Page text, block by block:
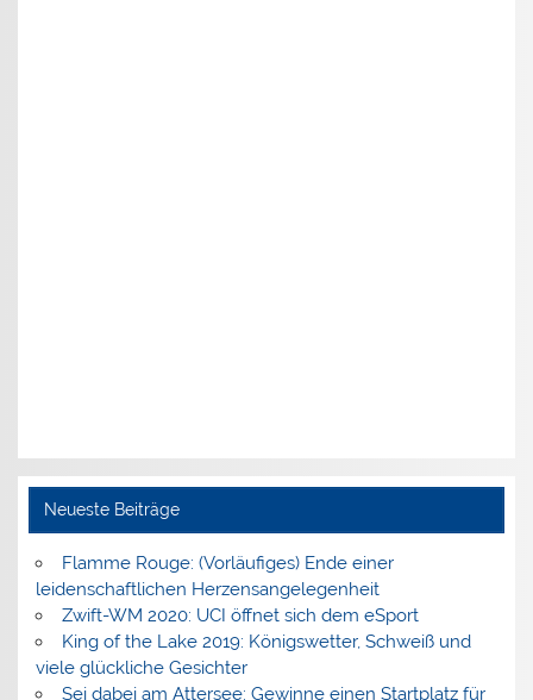
Neueste Beiträge
Flamme Rouge: (Vorläufiges) Ende einer
leidenschaftlichen Herzensangelegenheit
Zwift-WM 2020: UCI öffnet sich dem eSport
King of the Lake 2019: Königswetter, Schweiß und
viele glückliche Gesichter
Sei dabei am Attersee: Gewinne einen Startplatz für